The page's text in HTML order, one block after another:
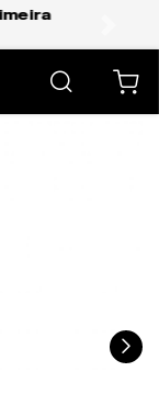
e São Paulo.